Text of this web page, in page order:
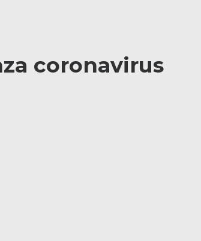
coronavirus